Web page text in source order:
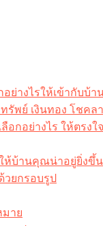
อย่างไรให้เข้ากับบ้
รัพย์ เงินทอง โชค
อกอย่างไร ให้ตรง
ให้บ้านคุณน่าอยู่ยิ่งขึ้น
วยกรอบรูป
าย